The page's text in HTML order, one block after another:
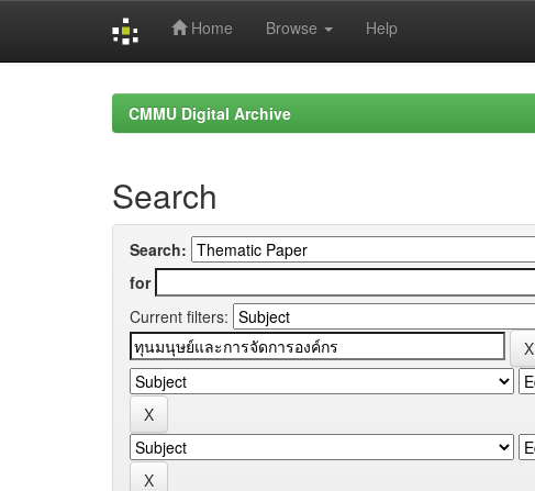
Home Browse Help
CMMU Digital Archive
Search
Search:
for
Current filters: